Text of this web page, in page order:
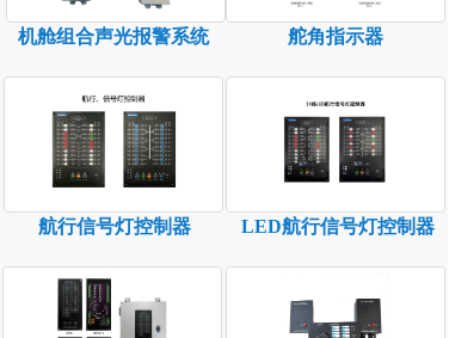
机舱组合声光报警系统 舵角指示器
航行信号灯控制器 LED航行信号灯控制器